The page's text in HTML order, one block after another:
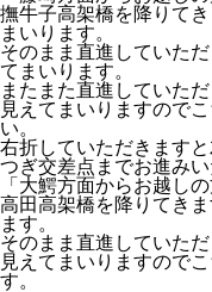
撫牛子高架橋を降りて
まいります。
そのまま直進していた
てまいります。
またまた直進していた
見えてまいりますので
い。
右折していただきます
つぎ交差点までお進み
「大鰐方面からお越しの
高田高架橋を降りてき
ます。
そのまま直進していた
見えてまいりますので
す。